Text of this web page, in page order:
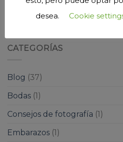
Eclipse solar del 12 de agosto
dónde verlo y cómo
CATEGORÍAS
Blog (37)
Bodas (1)
Consejos de fotografía (1)
Embarazos (1)
desea.
Cookie